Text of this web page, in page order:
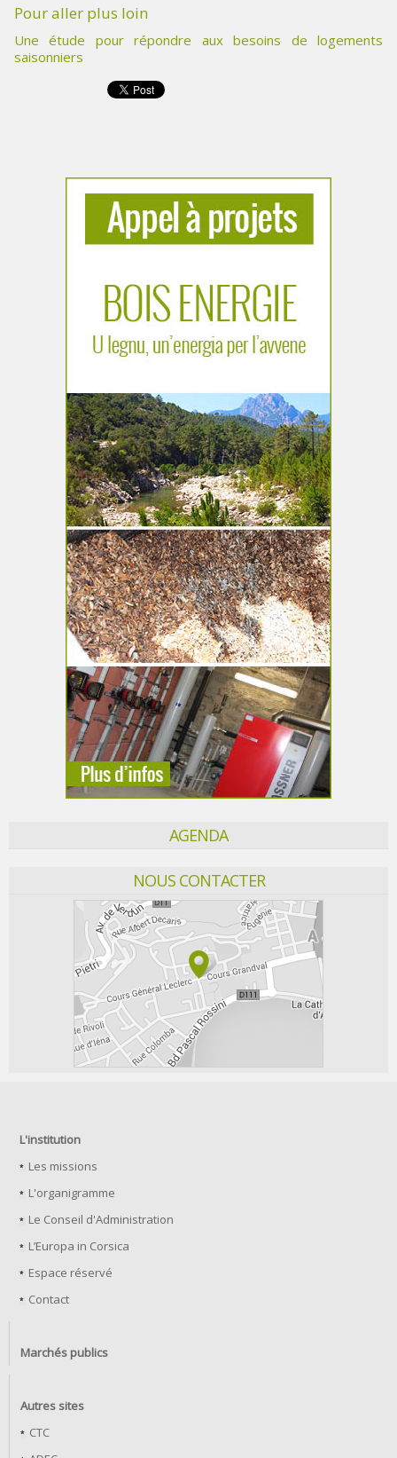
Pour aller plus loin
Une étude pour répondre aux besoins de logements
saisonniers
AGENDA
NOUS CONTACTER
L'institution
Les missions
L'organigramme
Le Conseil d'Administration
L’Europa in Corsica
Espace réservé
Contact
Marchés publics
Autres sites
CTC